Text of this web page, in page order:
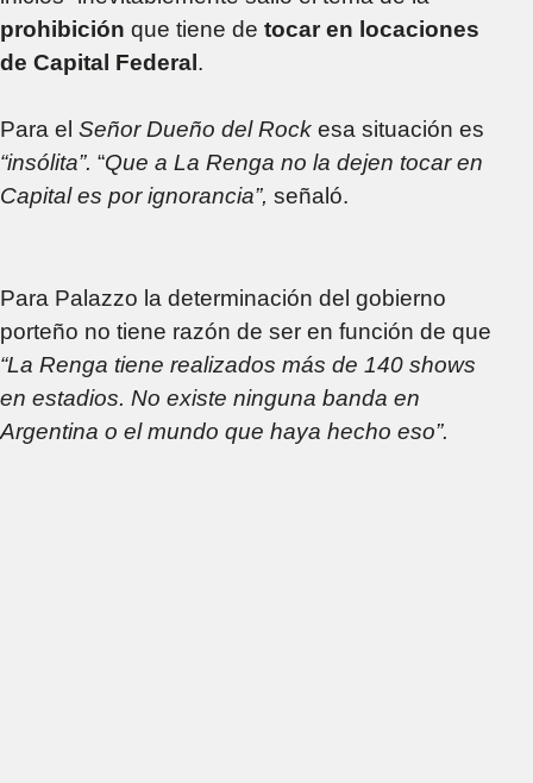
prohibición que tiene de tocar en locaciones
de Capital Federal .
Para el Señor Dueño del Rock esa situación es
“insólita”. “Que a La Renga no la dejen tocar en
Capital es por ignorancia”, señaló.
Para Palazzo la determinación del gobierno
porteño no tiene razón de ser en función de que
“La Renga tiene realizados más de 140 shows
en estadios. No existe ninguna banda en
Argentina o el mundo que haya hecho eso”.